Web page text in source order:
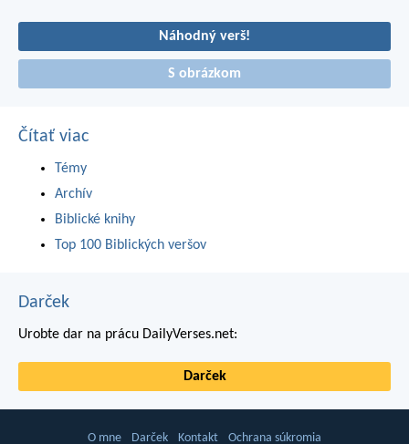
Náhodný verš!
S obrázkom
Čítať viac
Témy
Archív
Biblické knihy
Top 100 Biblických veršov
Darček
Urobte dar na prácu DailyVerses.net:
Darček
O mne Darček Kontakt Ochrana súkromia